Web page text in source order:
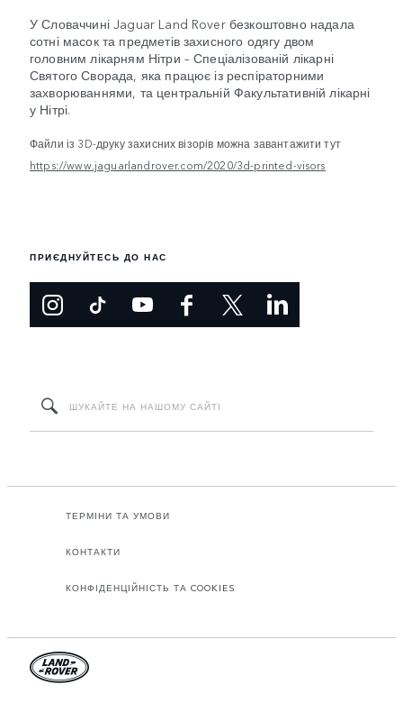
У Словаччині Jaguar Land Rover безкоштовно надала
сотні масок та предметів захисного одягу двом
головним лікарням Нітри – Спеціалізованій лікарні
Святого Сворада, яка працює із респіраторними
захворюваннями, та центральній Факультативній лікарні
у Нітрі.
Файли із 3D-друку захисних візорів можна завантажити тут
https://www.jaguarlandrover.com/2020/3d-printed-visors
ПРИЄДНУЙТЕСЬ ДО НАС
ТЕРМІНИ ТА УМОВИ
КОНТАКТИ
КОНФІДЕНЦІЙНІСТЬ ТА COOKIES